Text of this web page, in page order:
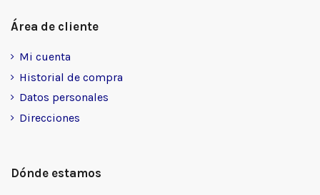
Área de cliente
Mi cuenta
Historial de compra
Datos personales
Direcciones
Dónde estamos